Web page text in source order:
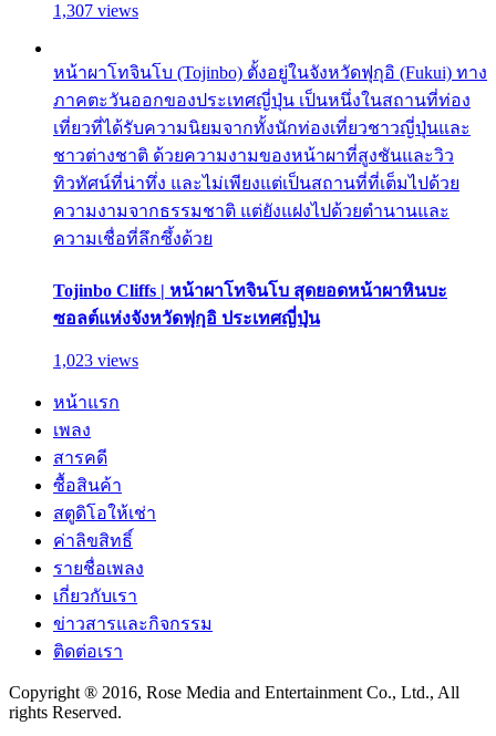
1,307 views
หน้าผาโทจินโบ (Tojinbo) ตั้งอยู่ในจังหวัดฟุกุอิ (Fukui) ทาง
ภาคตะวันออกของประเทศญี่ปุ่น เป็นหนึ่งในสถานที่ท่อง
เที่ยวที่ได้รับความนิยมจากทั้งนักท่องเที่ยวชาวญี่ปุ่นและ
ชาวต่างชาติ ด้วยความงามของหน้าผาที่สูงชันและวิว
ทิวทัศน์ที่น่าทึ่ง และไม่เพียงแต่เป็นสถานที่ที่เต็มไปด้วย
ความงามจากธรรมชาติ แต่ยังแฝงไปด้วยตำนานและ
ความเชื่อที่ลึกซึ้งด้วย
Tojinbo Cliffs | หน้าผาโทจินโบ สุดยอดหน้าผาหินบะ
ซอลต์แห่งจังหวัดฟุกุอิ ประเทศญี่ปุ่น
1,023 views
หน้าแรก
เพลง
สารคดี
ซื้อสินค้า
สตูดิโอให้เช่า
ค่าลิขสิทธิ์
รายชื่อเพลง
เกี่ยวกับเรา
ข่าวสารและกิจกรรม
ติดต่อเรา
Copyright ® 2016, Rose Media and Entertainment Co., Ltd., All
rights Reserved.